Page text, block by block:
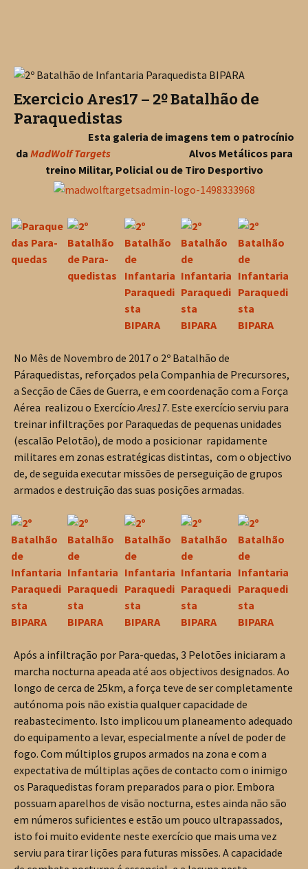
Exercicio Ares17 – 2º Batalhão de
Paraquedistas
Esta galeria de imagens tem o patrocínio
da MadWolf Targets
Alvos Metálicos para
treino Militar, Policial ou de Tiro Desportivo
No Mês de Novembro de 2017 o 2º Batalhão de
Páraquedistas, reforçados pela Companhia de Precursores,
a Secção de Cães de Guerra, e em coordenação com a Força
Aérea realizou o Exercício Ares17. Este exercício serviu para
treinar infiltrações por Paraquedas de pequenas unidades
(escalão Pelotão), de modo a posicionar rapidamente
militares em zonas estratégicas distintas, com o objectivo
de, de seguida executar missões de perseguição de grupos
armados e destruição das suas posições armadas.
Após a infiltração por Para-quedas, 3 Pelotões iniciaram a
marcha nocturna apeada até aos objectivos designados. Ao
longo de cerca de 25km, a força teve de ser completamente
autónoma pois não existia qualquer capacidade de
reabastecimento. Isto implicou um planeamento adequado
do equipamento a levar, especialmente a nível de poder de
fogo. Com múltiplos grupos armados na zona e com a
expectativa de múltiplas ações de contacto com o inimigo
os Paraquedistas foram preparados para o pior. Embora
possuam aparelhos de visão nocturna, estes ainda não são
em números suficientes e estão um pouco ultrapassados,
isto foi muito evidente neste exercício que mais uma vez
serviu para tirar lições para futuras missões. A capacidade